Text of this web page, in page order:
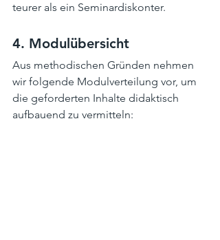
teurer als ein Seminardiskonter.
4. Modulübersicht
Aus methodischen Gründen nehmen
wir folgende Modulverteilung vor, um
die geforderten Inhalte didaktisch
aufbauend zu vermitteln: